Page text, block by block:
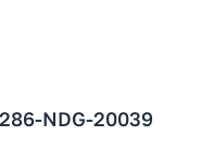
NDG-20039